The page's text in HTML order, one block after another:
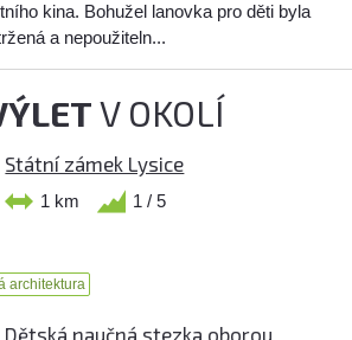
kina. Bohužel lanovka pro děti byla
a nepoužiteln...
V OKOLÍ
Státní zámek Lysice
1 km 1 / 5
architektura
Dětská naučná stezka oborou